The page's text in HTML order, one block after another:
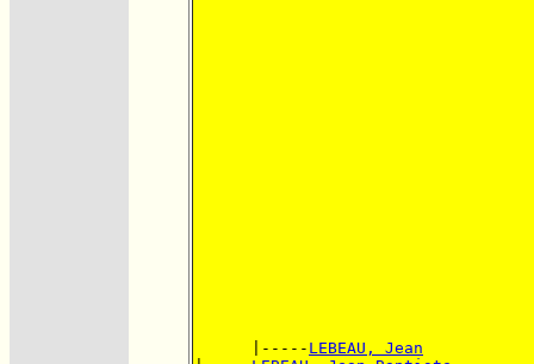
      |-----
LEBEAU, Jean